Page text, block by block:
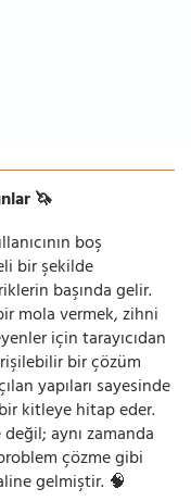
🦄
boş
bir şekilde
başında gelir.
mola vermek, zihni
için tarayıcıdan
bir çözüm
yapıları sayesinde
kitleye hitap eder.
aynı zamanda
çözme gibi
gelmiştir. 🧠